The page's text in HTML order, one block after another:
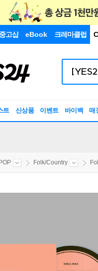
중고샵 eBook 크레마클럽
트 신상품 이벤트 바이백 매
POP Folk/Country